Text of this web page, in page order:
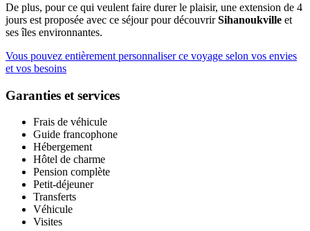
De plus, pour ce qui veulent faire durer le plaisir, une extension de 4
jours est proposée avec ce séjour pour découvrirSihanoukville et
ses îles environnantes.
Vous pouvez entièrement personnaliser ce voyage selon vos envies
et vos besoins
Garanties et services
Frais de véhicule
Guide francophone
Hébergement
Hôtel de charme
Pension complète
Petit-déjeuner
Transferts
Véhicule
Visites